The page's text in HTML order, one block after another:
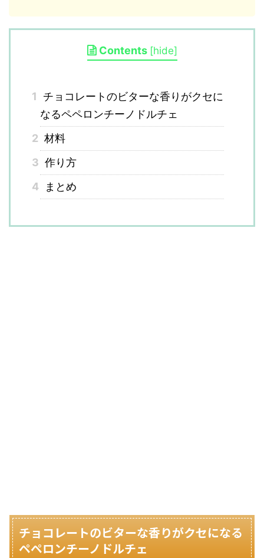
Contents [hide]
1
チョコレートのビターな香りがクセに
なるペペロンチーノドルチェ
2 材料
3 作り方
4
まとめ
チョコレートのビターな香りがクセになる
ペペロンチーノドルチェ